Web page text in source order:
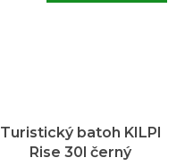
Turistický batoh KILPI
Rise 30l černý